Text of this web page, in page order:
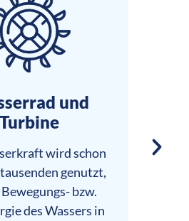
und
Turbine
wird schon
genutzt,
bzw.
des Wassers in